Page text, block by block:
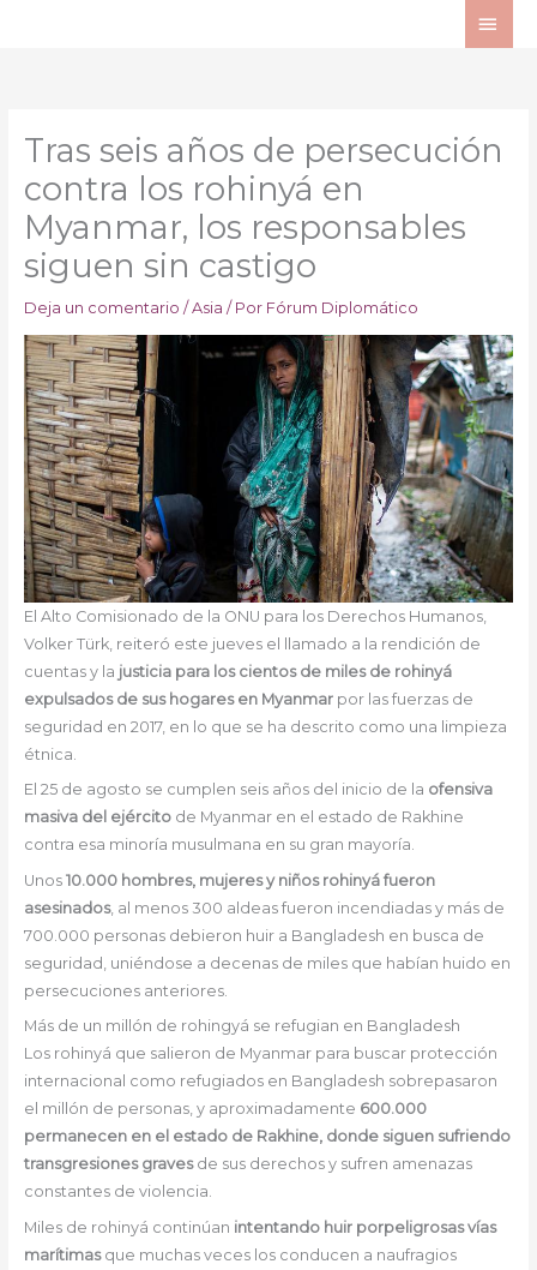
Tras seis años de persecución
contra los rohinyá en
Myanmar, los responsables
siguen sin castigo
Deja un comentario / Asia / Por Fórum Diplomático
El Alto Comisionado de la ONU para los Derechos Humanos,
Volker Türk, reiteró este jueves el llamado a la rendición de
cuentas y la justicia para los cientos de miles de rohinyá
expulsados de sus hogares en Myanmarpor las fuerzas de
seguridad en 2017, en lo que se ha descrito como una limpieza
étnica.
El 25 de agosto se cumplen seis años del inicio de la ofensiva
masiva del ejército de Myanmar en el estado de Rakhine
contra esa minoría musulmana en su gran mayoría.
Unos 10.000 hombres, mujeres y niños rohinyá fueron
asesinados, al menos 300 aldeas fueron incendiadas y más de
700.000 personas debieron huir a Bangladesh en busca de
seguridad, uniéndose a decenas de miles que habían huido en
persecuciones anteriores.
Más de un millón de rohingyá se refugian en Bangladesh
Los rohinyá que salieron de Myanmar para buscar protección
internacional como refugiados en Bangladesh sobrepasaron
el millón de personas, y aproximadamente 600.000
permanecen en el estado de Rakhine, donde siguen sufriendo
transgresiones gravesde sus derechos y sufren amenazas
constantes de violencia.
Miles de rohinyá continúan intentando huir porpeligrosas vías
marítimasque muchas veces los conducen a naufragios